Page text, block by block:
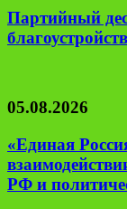
Партийный
05.08.2026
«Единая
РФ и